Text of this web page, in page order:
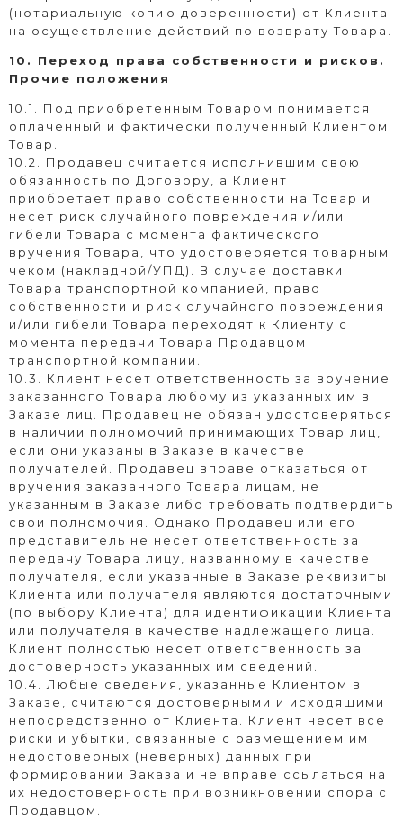
(нотариальную копию доверенности) от Клиента
на осуществление действий по возврату Товара.
10. Переход права собственности и рисков.
Прочие положения
10.1. Под приобретенным Товаром понимается
оплаченный и фактически полученный Клиентом
Товар.
10.2. Продавец считается исполнившим свою
обязанность по Договору, а Клиент
приобретает право собственности на Товар и
несет риск случайного повреждения и/или
гибели Товара с момента фактического
вручения Товара, что удостоверяется товарным
чеком (накладной/УПД). В случае доставки
Товара транспортной компанией, право
собственности и риск случайного повреждения
и/или гибели Товара переходят к Клиенту с
момента передачи Товара Продавцом
транспортной компании.
10.3. Клиент несет ответственность за вручение
заказанного Товара любому из указанных им в
Заказе лиц. Продавец не обязан удостоверяться
в наличии полномочий принимающих Товар лиц,
если они указаны в Заказе в качестве
получателей. Продавец вправе отказаться от
вручения заказанного Товара лицам, не
указанным в Заказе либо требовать подтвердить
свои полномочия. Однако Продавец или его
представитель не несет ответственность за
передачу Товара лицу, названному в качестве
получателя, если указанные в Заказе реквизиты
Клиента или получателя являются достаточными
(по выбору Клиента) для идентификации Клиента
или получателя в качестве надлежащего лица.
Клиент полностью несет ответственность за
достоверность указанных им сведений.
10.4. Любые сведения, указанные Клиентом в
Заказе, считаются достоверными и исходящими
непосредственно от Клиента. Клиент несет все
риски и убытки, связанные с размещением им
недостоверных (неверных) данных при
формировании Заказа и не вправе ссылаться на
их недостоверность при возникновении спора с
Продавцом.